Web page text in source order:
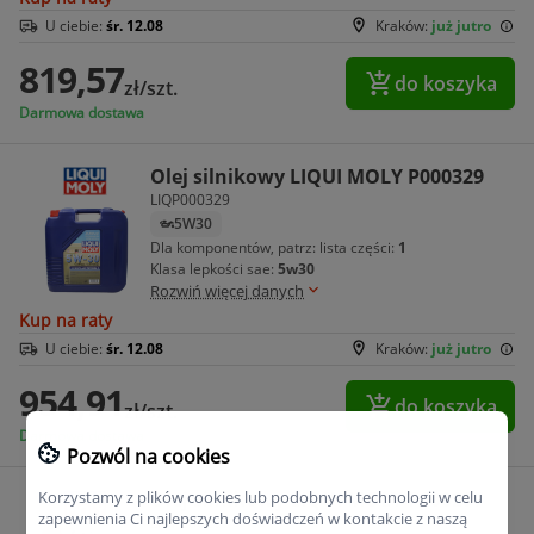
Kraków: już jutro
U ciebie: śr. 12.08
819,57zł/szt.
Darmowa dostawa
do koszyka
Olej silnikowy LIQUI MOLY P000329
LIQP000329
5W30
Dla komponentów, patrz: lista części: 1
Klasa lepkości sae: 5w30
Rozwiń więcej danych
Kup na raty
Kraków: już jutro
U ciebie: śr. 12.08
954,91zł/szt.
Darmowa dostawa
do koszyka
Olej silnikowy LIQUI MOLY P000297
LIQP000297
Pozwól na cookies
Korzystamy z plików cookies lub podobnych technologii w celu
zapewnienia Ci najlepszych doświadczeń w kontakcie z naszą